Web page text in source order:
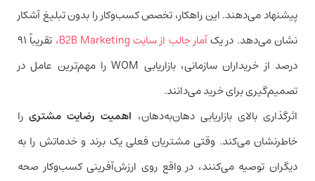
پیشنهاد می‌دهند. این راهکار، تخصص کسب‌وکار را بدون تبلیغ آشکار
نشان می‌دهد. در یکآمار جالب از سایت B2B Marketing ،
تقریباً ۹۱
درصد از خریداران سازمانی، بازاریابی WOM را مهم‌ترین عامل در
تصمیم‌گیری برای خرید می‌دانند.
اثرگذاری بالای بازاریابی دهان‌به‌دهان، اهمیت رضایت مشتریرا
خاطرنشان می‌کند. وقتی مشتریان فعلی یک برند و خدماتش را به
دیگران توصیه می‌کنند، در واقع روی ارزش‌آفرینی کسب‌وکار صحه